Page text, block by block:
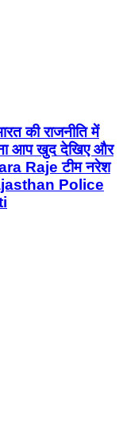
की राजनीति में
आप खुद देखिए और
Raje टीम नरेश
Police